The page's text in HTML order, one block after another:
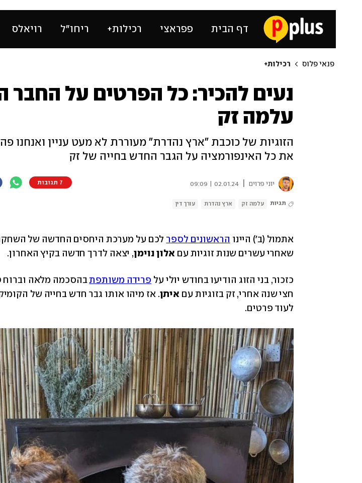
דף הבית פפראצי רכילות+ ריחו״ל רויאלס
פנאי פלוס רכילות+
נעים להכיר: כל הפרטים על
עלמה זק
הזוגיות של כוכבת "ארץ נהדרת" מעוררת לא מעט עניין ואנחנו
את כל האינפורמציה על הגבר החדש בחייה של זק
יוני פרוים 02.01.24 | 09:09 7 תגובות
תגיות עלמה זק ארץ נהדרת עורך דין
אתמול (ב') היינו הראשונים לספר לכם על מערכת היחסים החדשה של
שאחרי עשרים שנות זוגיות עם אלון נוימן, יצאה לדרך חדשה בקיץ האחרון.
כזכור, בני הזוג הודיעו בחודש יולי על פרידה משותפת
חצי שנה אחרי, זק בזוגיות עם איתן
לעוד פרטים.